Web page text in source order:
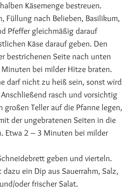
Käsemenge bestreuen.
Füllung nach Belieben, Basilikum,
Pfeffer gleichmäßig darauf
Käse darauf geben. Den
bestrichenen Seite nach unten
bei milder Hitze braten.
darf nicht zu heiß sein, sonst wird
rasch und vorsichtig
großen Teller auf die Pfanne legen,
der ungebratenen Seiten in die
Etwa 2 – 3 Minuten bei milder
geben und vierteln.
ein Dip aus Sauerrahm, Salz,
oder frischer Salat.